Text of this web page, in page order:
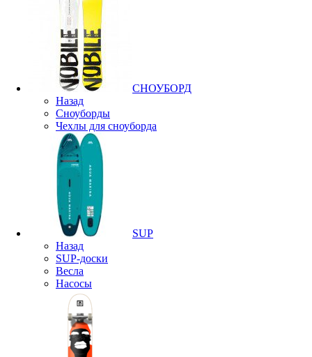
СНОУБОРД
Назад
Сноуборды
Чехлы для сноуборда
SUP
Назад
SUP-доски
Весла
Насосы